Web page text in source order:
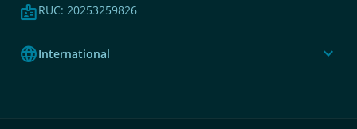
badgeRUC: 20253259826
languageInternational expand_more